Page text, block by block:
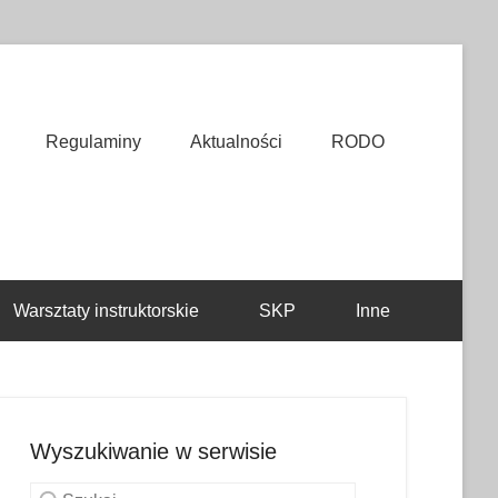
Regulaminy Aktualności RODO
Warsztaty instruktorskie SKP Inne
Wyszukiwanie w serwisie